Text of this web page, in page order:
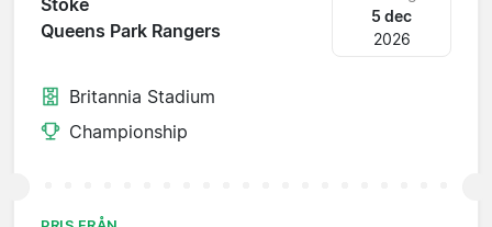
Stoke
Queens Park Rangers
5 dec
2026
Britannia Stadium
Championship